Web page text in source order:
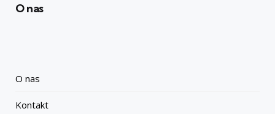
O nas
O nas
Kontakt